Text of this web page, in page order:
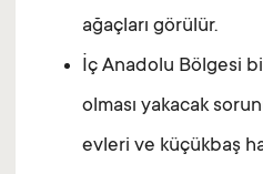
ağaçları görülür.
İç Anadolu Bölgesi
olması yakacak
evleri ve küçükbaş